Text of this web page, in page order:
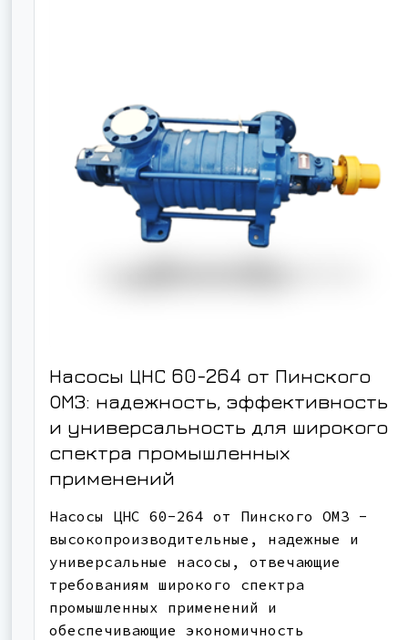
Насосы ЦНС 60-264 от Пинского
ОМЗ: надежность, эффективность
и универсальность для широкого
спектра промышленных
применений
Насосы ЦНС 60-264 от Пинского ОМЗ -
высокопроизводительные, надежные и
универсальные насосы, отвечающие
требованиям широкого спектра
промышленных применений и
обеспечивающие экономичность